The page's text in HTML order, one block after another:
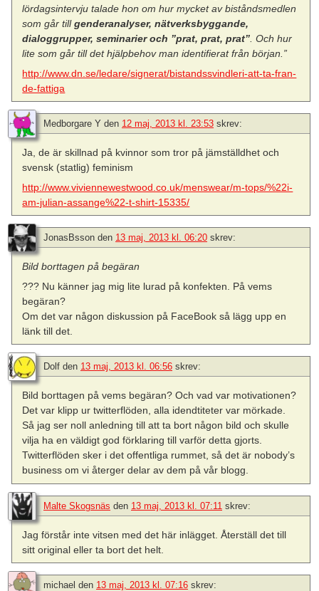
lördagsintervju talade hon om hur mycket av biståndsmedlen
som går tillgenderanalyser, nätverksbyggande,
dialoggrupper, seminarier och ”prat, prat, prat” . Och hur
lite som går till det hjälpbehov man identifierat från början.”
http://www.dn.se/ledare/signerat/bistandssvindleri-att-ta-fran-
de-fattiga
Medborgare Y den 12 maj, 2013 kl. 23:53 skrev:
Ja, de är skillnad på kvinnor som tror på jämställdhet och
svensk (statlig) feminism
http://www.viviennewestwood.co.uk/menswear/m-tops/%22i-
am-julian-assange%22-t-shirt-15335/
JonasBsson den 13 maj, 2013 kl. 06:20 skrev:
Bild borttagen på begäran
??? Nu känner jag mig lite lurad på konfekten. På vems
begäran?
Om det var någon diskussion på FaceBook så lägg upp en
länk till det.
Dolf den 13 maj, 2013 kl. 06:56 skrev:
Bild borttagen på vems begäran? Och vad var motivationen?
Det var klipp ur twitterflöden, alla idendtiteter var mörkade.
Så jag ser noll anledning till att ta bort någon bild och skulle
vilja ha en väldigt god förklaring till varför detta gjorts.
Twitterflöden sker i det offentliga rummet, så det är nobody’s
business om vi återger delar av dem på vår blogg.
Malte Skogsnäs den 13 maj, 2013 kl. 07:11 skrev:
Jag förstår inte vitsen med det här inlägget. Återställ det till
sitt original eller ta bort det helt.
michael den 13 maj, 2013 kl. 07:16 skrev: